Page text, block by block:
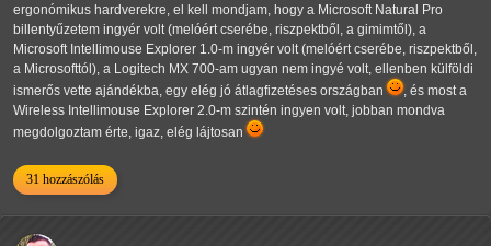
ergonómikus hardverekre, el kell mondjam, hogy a Microsoft Natural Pro
billentyűzetem ingyér volt (melóért cserébe, riszpektből, a gimimtől), a
Microsoft Intellimouse Explorer 1.0-m ingyér volt (melóért cserébe, riszpektből,
a Microsofttól), a Logitech MX 700-am ugyan nem ingyé volt, ellenben külföldi
ismerős vette ajándékba, egy elég jó átlagfizetéses országban
, és most a
Wireless Intellimouse Explorer 2.0-m szintén ingyen volt, jobban mondva
megdolgoztam érte, igaz, elég lájtosan
31 hozzászólás